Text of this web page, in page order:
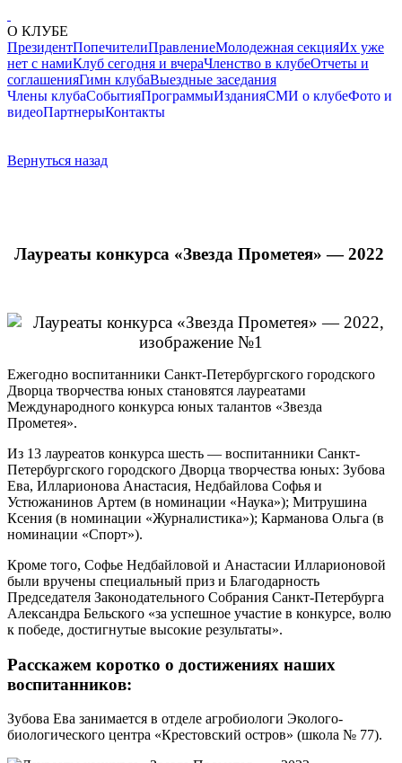
О КЛУБЕ
ПрезидентПопечителиПравлениеМолодежная секцияИх уже
нет с намиКлуб сегодня и вчераЧленство в клубеОтчеты и
соглашенияГимн клубаВыездные заседания
Члены клубаСобытияПрограммыИзданияСМИ о клубеФото и
видеоПартнерыКонтакты
Вернуться назад
Лауреаты конкурса «Звезда Прометея» — 2022
Ежегодно воспитанники Санкт-Петербургского городского
Дворца творчества юных становятся лауреатами
Международного конкурса юных талантов «Звезда
Прометея».
Из 13 лауреатов конкурса шесть — воспитанники Санкт-
Петербургского городского Дворца творчества юных: Зубова
Ева, Илларионова Анастасия, Недбайлова Софья и
Устюжанинов Артем (в номинации «Наука»); Митрушина
Ксения (в номинации «Журналистика»); Карманова Ольга (в
номинации «Спорт»).
Кроме того, Софье Недбайловой и Анастасии Илларионовой
были вручены специальный приз и Благодарность
Председателя Законодательного Собрания Санкт-Петербурга
Александра Бельского «за успешное участие в конкурсе, волю
к победе, достигнутые высокие результаты».
Расскажем коротко о достижениях наших
воспитанников:
Зубова Ева занимается в отделе агробиологи Эколого-
биологического центра «Крестовский остров» (школа № 77).